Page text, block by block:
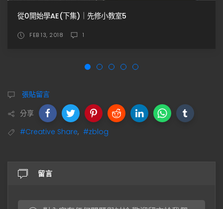
2023 (最新) RED GIANT 外掛安裝流程解密
DEC 07, 2022
張貼留言
分享
#Creative Share, #zblog
留言